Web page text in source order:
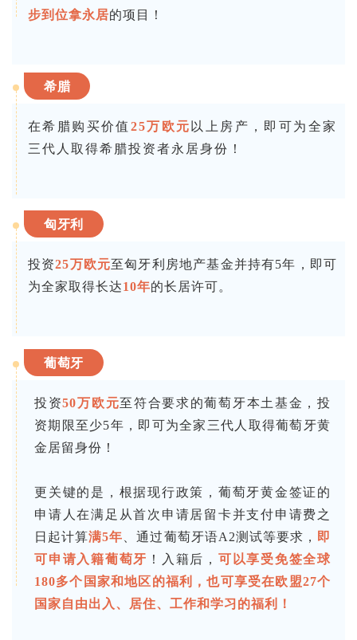
步到位拿永居的项目！
希腊
在希腊购买价值 25万欧元 以上房产，即可为全家
三代人取得希腊投资者永居身份！
匈牙利
投资25万欧元至匈牙利房地产基金并持有5年，即可
为全家取得长达10年的长居许可。
葡萄牙
投资50万欧元至符合要求的葡萄牙本土基金，投
资期限至少5年，即可为全家三代人取得葡萄牙黄
金居留身份！
更关键的是，根据现行政策，葡萄牙黄金签证的
申请人在满足从首次申请居留卡并支付申请费之
日起计算满5年 、通过葡萄牙语A2测试等要求，
即
可申请入籍葡萄牙 ！入籍后， 可以享受免签全球
180多个国家和地区的福利，也可享受在欧盟27个
国家自由出入、居住、工作和学习的福利！